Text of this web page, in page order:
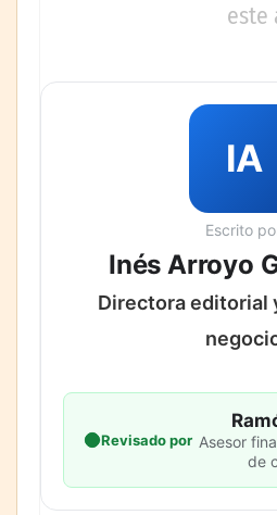
este
IA
Escrito
Inés Arroyo
Directora editorial
Revisado por Asesor
de